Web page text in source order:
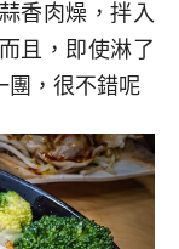
香肉燥，拌入
且，即使淋了
團，很不錯呢